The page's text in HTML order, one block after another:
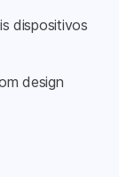
dispositivos
design